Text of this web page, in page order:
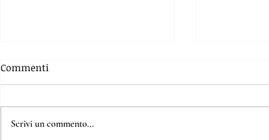
Commenti
Scrivi un commento...